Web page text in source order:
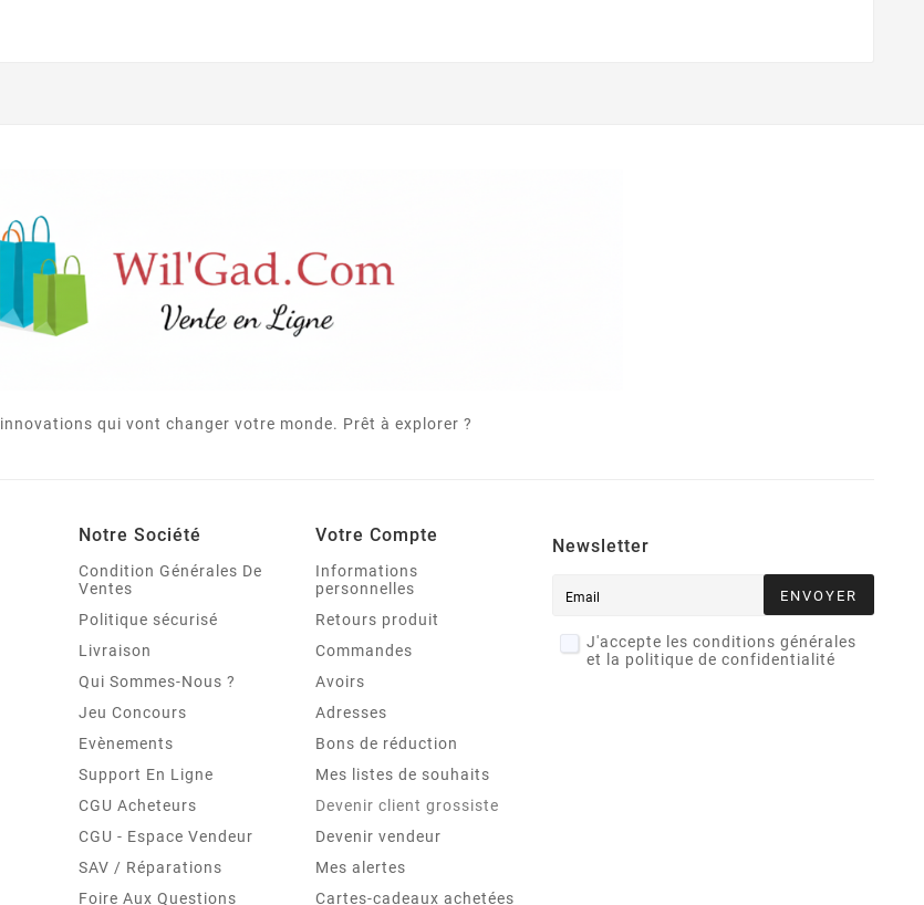
qui vont changer votre monde. Prêt à explorer ?
Notre Société
Condition Générales De
Ventes
Politique sécurisé
Livraison
Qui Sommes-Nous ?
Jeu Concours
Evènements
Support En Ligne
CGU Acheteurs
CGU - Espace Vendeur
SAV / Réparations
Foire Aux Questions
Votre Compte
Informations
personnelles
Retours produit
Commandes
Avoirs
Adresses
Bons de réduction
Mes listes de souhaits
Devenir client grossiste
Devenir vendeur
Mes alertes
Cartes-cadeaux achetées
Newsletter
ENVOYER
J'accepte les conditions générales
et la politique de confidentialité